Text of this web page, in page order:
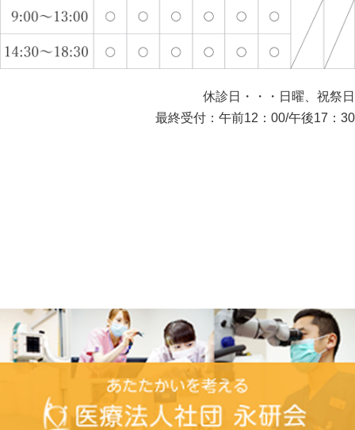
休診日・・・日曜、祝祭日
最終受付：午前12：00/午後17：30